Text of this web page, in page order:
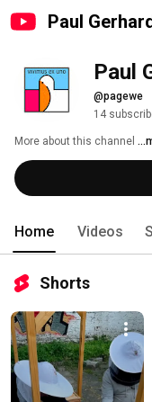
Paul
Paul
@pagewe
14
More about this channel
Home Videos
Shorts